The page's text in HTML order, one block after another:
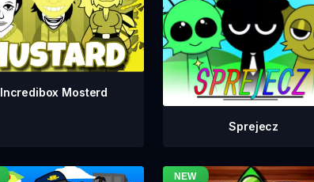
Incredibox Mosterd
Sprejecz